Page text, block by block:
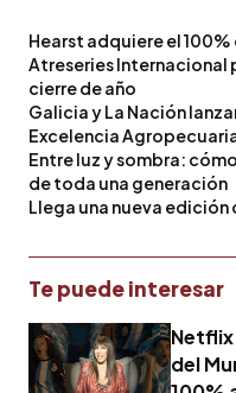
Hearst adquiere el
Atreseries Internacional
cierre de año
Galicia y La Nación
Excelencia
Entre luz y sombra:
de toda una generación
Llega una nueva edición
Te puede interesar
Netflix
del